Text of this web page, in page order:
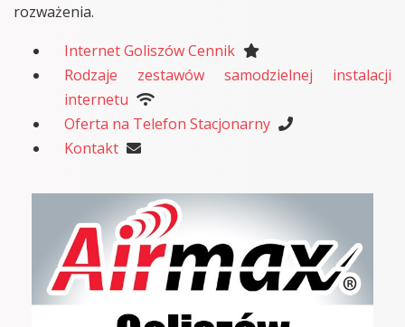
rozważenia.
Internet Goliszów Cennik
Rodzaje zestawów samodzielnej instalacji
internetu
Oferta na Telefon Stacjonarny
Kontakt